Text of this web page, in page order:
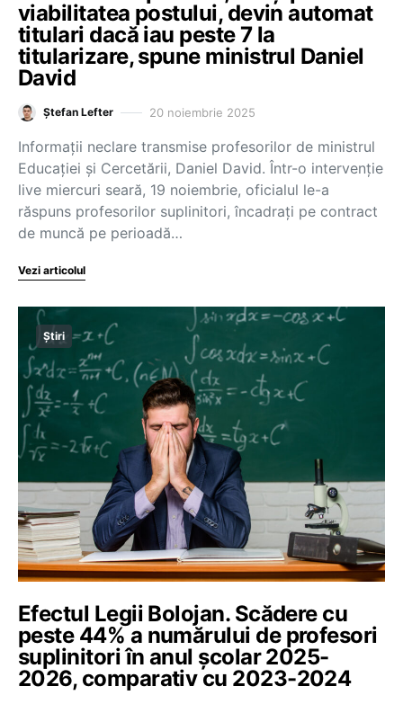
viabilitatea postului, devin automat
titulari dacă iau peste 7 la
titularizare, spune ministrul Daniel
David
Ștefan Lefter 20 noiembrie 2025
Informații neclare transmise profesorilor de ministrul
Educației și Cercetării, Daniel David. Într-o intervenție
live miercuri seară, 19 noiembrie, oficialul le-a
răspuns profesorilor suplinitori, încadrați pe contract
de muncă pe perioadă…
Vezi articolul
Știri
Efectul Legii Bolojan. Scădere cu
peste 44% a numărului de profesori
suplinitori în anul școlar 2025-
2026, comparativ cu 2023-2024